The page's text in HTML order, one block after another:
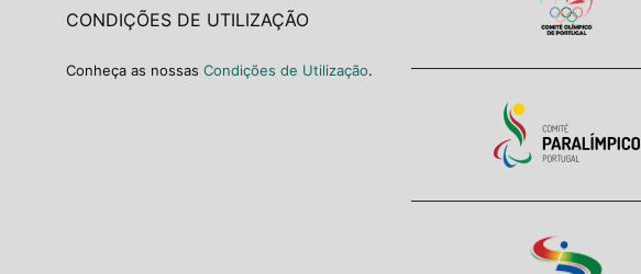
CONDIÇÕES DE UTILIZAÇÃO
Conheça as nossas Condições de Utilização.